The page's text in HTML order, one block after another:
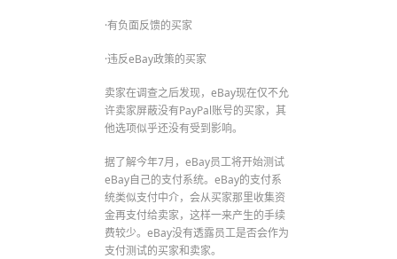
·有负面反馈的买家
·违反eBay政策的买家
卖家在调查之后发现，eBay现在仅不允
许卖家屏蔽没有PayPal账号的买家，其
他选项似乎还没有受到影响。
据了解今年7月，eBay员工将开始测试
eBay自己的支付系统。eBay的支付系
统类似支付中介，会从买家那里收集资
金再支付给卖家，这样一来产生的手续
费较少。eBay没有透露员工是否会作为
支付测试的买家和卖家。